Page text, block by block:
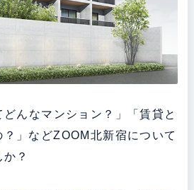
どんなマンション？」「賃貸と
」などZOOM北新宿について
？